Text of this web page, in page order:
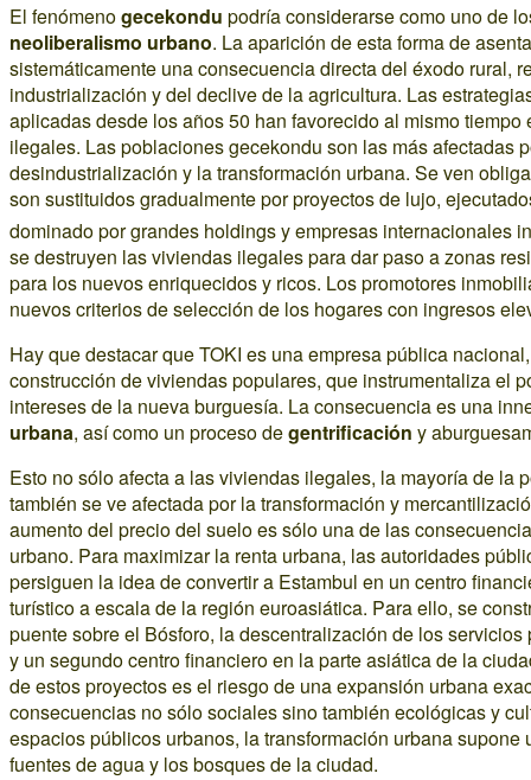
El fenómenogecekondu podría considerarse como uno de
neoliberalismo urbano. La aparición de esta forma de
sistemáticamente una consecuencia directa del éxodo rural,
industrialización y del declive de la agricultura. Las
aplicadas desde los años 50 han favorecido al mismo
ilegales. Las poblaciones gecekondu son las más afectadas
desindustrialización y la transformación urbana. Se ven
son sustituidos gradualmente por proyectos de lujo,
dominado por grandes holdings y empresas internacionales
se destruyen las viviendas ilegales para dar paso a zonas
para los nuevos enriquecidos y ricos. Los promotores
nuevos criterios de selección de los hogares con ingresos
Hay que destacar que TOKI es una empresa pública
construcción de viviendas populares, que instrumentaliza el
intereses de la nueva burguesía. La consecuencia es una
urbana, así como un proceso degentrificación y
Esto no sólo afecta a las viviendas ilegales, la mayoría de la
también se ve afectada por la transformación y
aumento del precio del suelo es sólo una de las
urbano. Para maximizar la renta urbana, las autoridades
persiguen la idea de convertir a Estambul en un centro
turístico a escala de la región euroasiática. Para ello, se
puente sobre el Bósforo, la descentralización de los
y un segundo centro financiero en la parte asiática de la
de estos proyectos es el riesgo de una expansión urbana
consecuencias no sólo sociales sino también ecológicas y
espacios públicos urbanos, la transformación urbana supone
fuentes de agua y los bosques de la ciudad.